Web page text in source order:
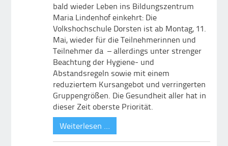
bald wieder Leben ins Bildungszentrum
Maria Lindenhof einkehrt: Die
Volkshochschule Dorsten ist ab Montag, 11.
Mai, wieder für die Teilnehmerinnen und
Teilnehmer da – allerdings unter strenger
Beachtung der Hygiene- und
Abstandsregeln sowie mit einem
reduziertem Kursangebot und verringerten
Gruppengrößen. Die Gesundheit aller hat in
dieser Zeit oberste Priorität.
Weiterlesen …